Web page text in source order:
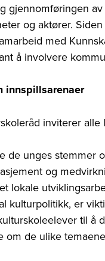
gjennomføringen
og aktører.
med
å involvere
innspillsarenaer
inviterer
de unges stemmer
og
lokale
kulturpolitikk, er
til å
om de ulike